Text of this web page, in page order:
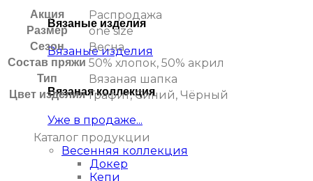
Вязаные изделия
Вязаные изделия
Вязаная коллекция
Уже в продаже...
Акция Распродажа
Размер one size
Сезон Весна
Состав пряжи 50% хлопок, 50% акрил
Тип Вязаная шапка
Цвет изделия Графит, Синий, Чёрный
Каталог продукции
Весенняя коллекция
Докер
Кепи